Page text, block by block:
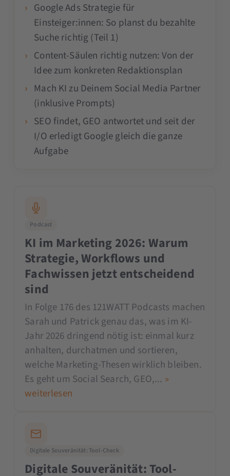
Google Ads Strategie für
Einsteiger:innen: So planst du bezahlte
Suche richtig (Teil 1)
Content-Säulen richtig nutzen: Von der
Idee zum konkreten Redaktionsplan
Mach KI zu Deinem Social Media Partner
(inklusive Prompts)
SEO findet, GEO antwortet und seit der
I/O erledigt Google gleich die ganze
Aufgabe
Podcast
KI im Marketing 2026: Warum
Strategie, Workflows und
Fachwissen jetzt entscheidend
sind
In Folge 176 des 121WATT Podcasts machen
Sarah und Patrick genau das, was im KI-
Jahr 2026 dringend nötig ist: einmal kurz
anhalten, durchatmen und sortieren,
welche Marketing-Thesen wirklich bleiben.
Es geht um Social Search, GEO,... »
weiterlesen
Digitale Souveränität: Tool-Check
Digitale Souveränität: Tool-